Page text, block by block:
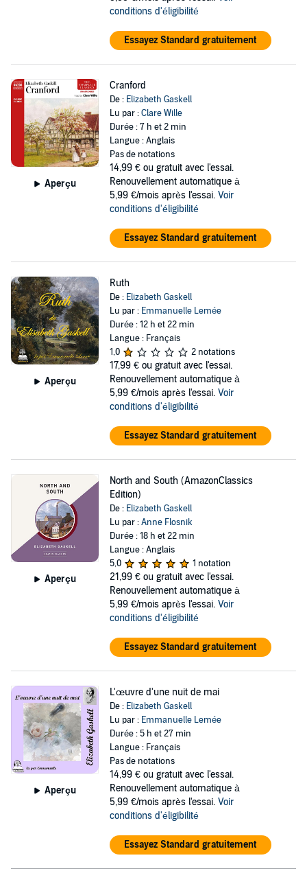
conditions d'éligibilité
Essayez Standard gratuitement
Aperçu
Cranford
De : Elizabeth Gaskell
Lu par :Clare Wille
Durée : 7 h et 2 min
Langue : Anglais
Pas de notations
14,99 € ou gratuit avec l'essai.
Renouvellement automatique à
5,99 €/mois après l'essai. Voir
conditions d'éligibilité
Essayez Standard gratuitement
Aperçu
Ruth
De : Elizabeth Gaskell
Lu par : Emmanuelle Lemée
Durée : 12 h et 22 min
Langue : Français
1,0
2 notations
17,99 € ou gratuit avec l'essai.
Renouvellement automatique à
5,99 €/mois après l'essai. Voir
conditions d'éligibilité
Essayez Standard gratuitement
Aperçu
North and South (AmazonClassics
Edition)
De : Elizabeth Gaskell
Lu par :Anne Flosnik
Durée : 18 h et 22 min
Langue : Anglais
5,0
1 notation
21,99 € ou gratuit avec l'essai.
Renouvellement automatique à
5,99 €/mois après l'essai. Voir
conditions d'éligibilité
Essayez Standard gratuitement
Aperçu
L'œuvre d'une nuit de mai
De : Elizabeth Gaskell
Lu par : Emmanuelle Lemée
Durée : 5 h et 27 min
Langue : Français
Pas de notations
14,99 € ou gratuit avec l'essai.
Renouvellement automatique à
5,99 €/mois après l'essai. Voir
conditions d'éligibilité
Essayez Standard gratuitement